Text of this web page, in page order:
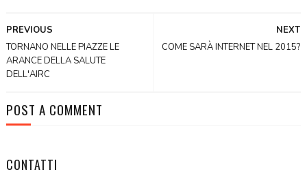
NEXT
COME SARÀ INTERNET NEL 2015?
PREVIOUS
TORNANO NELLE PIAZZE LE
ARANCE DELLA SALUTE
DELL'AIRC
POST A COMMENT
CONTATTI